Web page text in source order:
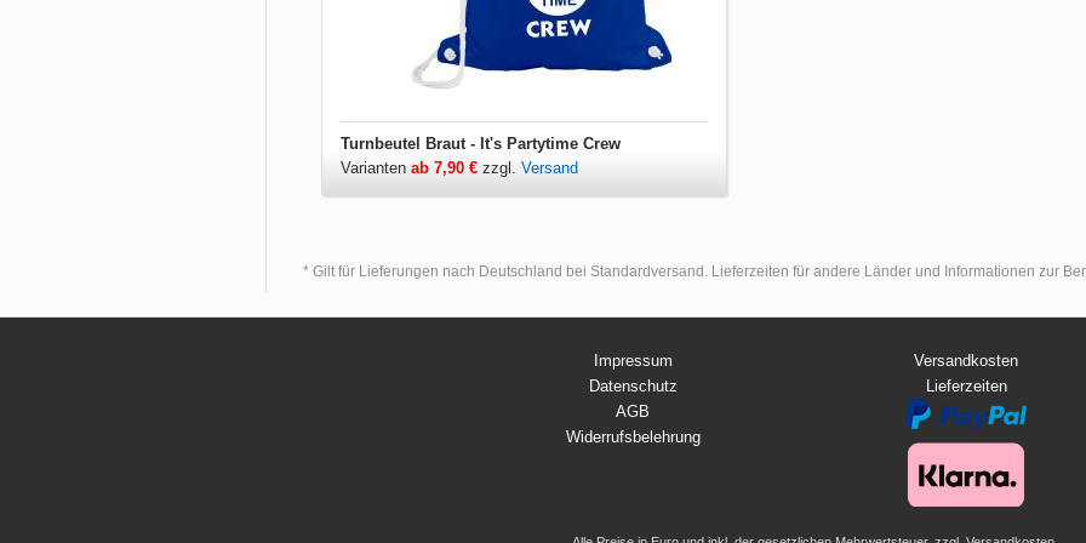
Turnbeutel Braut - It's Partytime Crew
Varianten ab 7,90 € zzgl. Versand
* Gilt für Lieferungen nach Deutschland bei Standardversand. Lieferzeiten für andere Länder und Informationen zur
Impressum
Datenschutz
AGB
Widerrufsbelehrung
Versandkosten
Lieferzeiten